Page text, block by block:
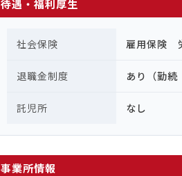
待遇・福利厚生
社会保険 雇用保険
退職金制度 あり（勤
託児所 なし
事業所情報